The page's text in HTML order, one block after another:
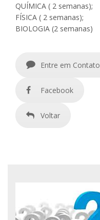
QUÍMICA ( 2 semanas);
FÍSICA ( 2 semanas);
BIOLOGIA (2 semanas)
Entre em Contato
Facebook
Voltar